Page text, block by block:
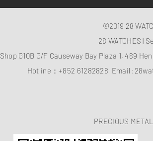
©2019 28
28 WATCHES |
Shop G10B G/F Causeway Bay Plaza 1, 489
Hotline：+852 61282828 Email :
PRECIOUS